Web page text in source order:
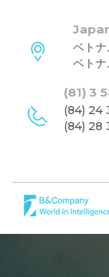
ベトナ
ベト
(81) 3
(84) 24
(84) 28